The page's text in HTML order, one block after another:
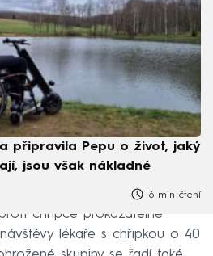
připravila Pepu o život, jaký
jsou však nákladné
6 min čtení
chřipce prokazatelně
lékaře s chřipkou o 40